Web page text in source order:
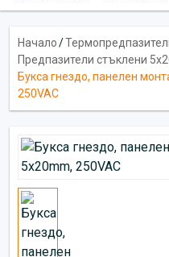
Начало/
Предпазители стъклени
Букса гнездо, панелен
250VAC